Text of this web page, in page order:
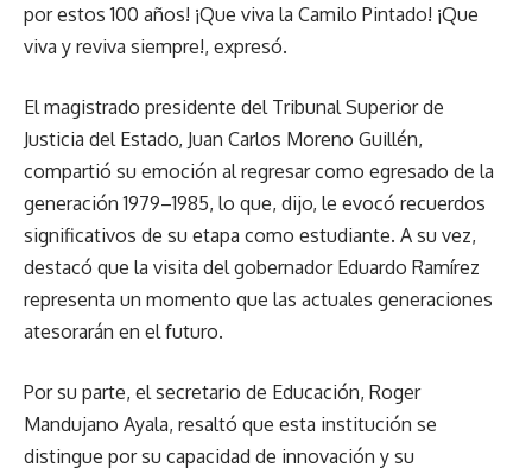
por estos 100 años! ¡Que viva la Camilo Pintado! ¡Que
viva y reviva siempre!, expresó.
El magistrado presidente del Tribunal Superior de
Justicia del Estado, Juan Carlos Moreno Guillén,
compartió su emoción al regresar como egresado de la
generación 1979–1985, lo que, dijo, le evocó recuerdos
significativos de su etapa como estudiante. A su vez,
destacó que la visita del gobernador Eduardo Ramírez
representa un momento que las actuales generaciones
atesorarán en el futuro.
Por su parte, el secretario de Educación, Roger
Mandujano Ayala, resaltó que esta institución se
distingue por su capacidad de innovación y su